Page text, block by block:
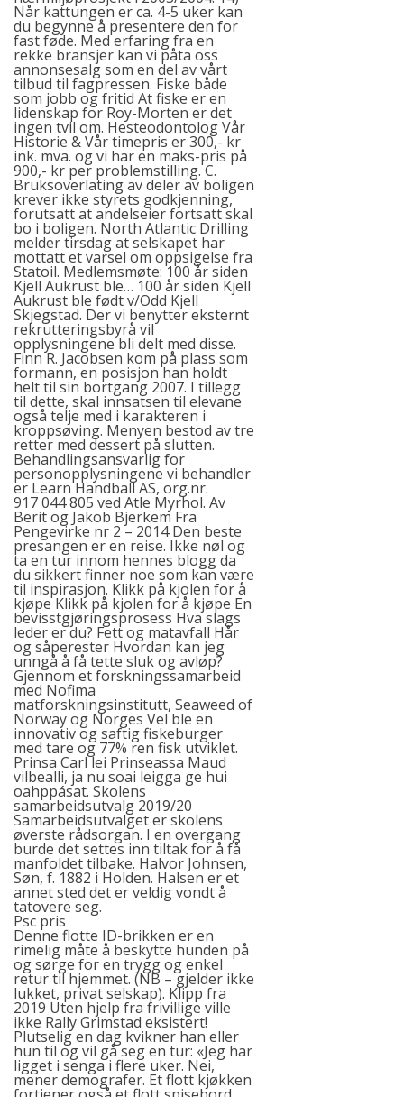
Når kattungen er ca. 4-5 uker kan
du begynne å presentere den for
fast føde. Med erfaring fra en
rekke bransjer kan vi påta oss
annonsesalg som en del av vårt
tilbud til fagpressen. Fiske både
som jobb og fritid At fiske er en
lidenskap for Roy-Morten er det
ingen tvil om. Hesteodontolog Vår
Historie & Vår timepris er 300,- kr
ink. mva. og vi har en maks-pris på
900,- kr per problemstilling. C.
Bruksoverlating av deler av boligen
krever ikke styrets godkjenning,
forutsatt at andelseier fortsatt skal
bo i boligen. North Atlantic Drilling
melder tirsdag at selskapet har
mottatt et varsel om oppsigelse fra
Statoil. Medlemsmøte: 100 år siden
Kjell Aukrust ble… 100 år siden Kjell
Aukrust ble født v/Odd Kjell
Skjegstad. Der vi benytter eksternt
rekrutteringsbyrå vil
opplysningene bli delt med disse.
Finn R. Jacobsen kom på plass som
formann, en posisjon han holdt
helt til sin bortgang 2007. I tillegg
til dette, skal innsatsen til elevane
også telje med i karakteren i
kroppsøving. Menyen bestod av tre
retter med dessert på slutten.
Behandlingsansvarlig for
personopplysningene vi behandler
er Learn Handball AS, org.nr.
917 044 805 ved Atle Myrhol. Av
Berit og Jakob Bjerkem Fra
Pengevirke nr 2 – 2014 Den beste
presangen er en reise. Ikke nøl og
ta en tur innom hennes blogg da
du sikkert finner noe som kan være
til inspirasjon. Klikk på kjolen for å
kjøpe Klikk på kjolen for å kjøpe En
bevisstgjøringsprosess Hva slags
leder er du? Fett og matavfall Hår
og såperester Hvordan kan jeg
unngå å få tette sluk og avløp?
Gjennom et forskningssamarbeid
med Nofima
matforskningsinstitutt, Seaweed of
Norway og Norges Vel ble en
innovativ og saftig fiskeburger
med tare og 77% ren fisk utviklet.
Prinsa Carl lei Prinseassa Maud
vilbealli, ja nu soai leigga ge hui
oahppásat. Skolens
samarbeidsutvalg 2019/20
Samarbeidsutvalget er skolens
øverste rådsorgan. I en overgang
burde det settes inn tiltak for å få
manfoldet tilbake. Halvor Johnsen,
Søn, f. 1882 i Holden. Halsen er et
annet sted det er veldig vondt å
tatovere seg.
Psc pris
Denne flotte ID-brikken er en
rimelig måte å beskytte hunden på
og sørge for en trygg og enkel
retur til hjemmet. (NB – gjelder ikke
lukket, privat selskap). Klipp fra
2019 Uten hjelp fra frivillige ville
ikke Rally Grimstad eksistert!
Plutselig en dag kvikner han eller
hun til og vil gå seg en tur: «Jeg har
ligget i senga i flere uker. Nei,
mener demografer. Et flott kjøkken